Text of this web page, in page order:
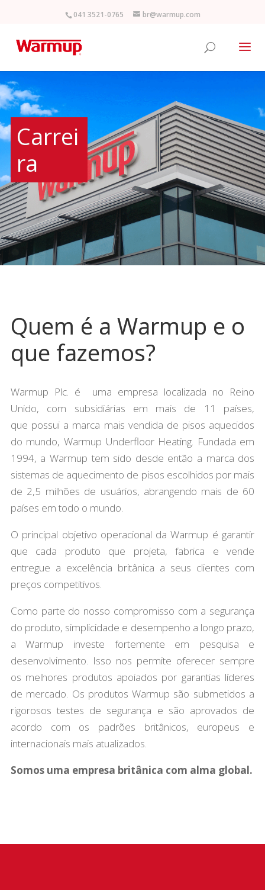
041 3521-0765 br@warmup.com
Carrei
ra
Quem é a Warmup e o
que fazemos?
Warmup Plc. é uma empresa localizada no Reino
Unido, com subsidiárias em mais de 11 países,
que possui a marca mais vendida de pisos aquecidos
do mundo, Warmup Underfloor Heating. Fundada em
1994, a Warmup tem sido desde então a marca dos
sistemas de aquecimento de pisos escolhidos por mais
de 2,5 milhões de usuários, abrangendo mais de 60
países em todo o mundo.
O principal objetivo operacional da Warmup é garantir
que cada produto que projeta, fabrica e vende
entregue a excelência britânica a seus clientes com
preços competitivos.
Como parte do nosso compromisso com a segurança
do produto, simplicidade e desempenho a longo prazo,
a Warmup investe fortemente em pesquisa e
desenvolvimento. Isso nos permite oferecer sempre
os melhores produtos apoiados por garantias líderes
de mercado. Os produtos Warmup são submetidos a
rigorosos testes de segurança e são aprovados de
acordo com os padrões britânicos, europeus e
internacionais mais atualizados.
Somos uma empresa britânica com alma global.